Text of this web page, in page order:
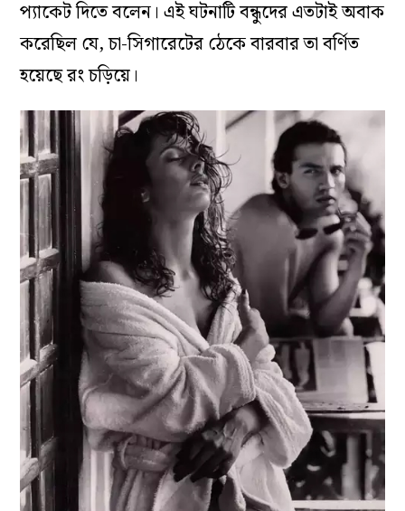
প্যাকেট দিতে বলেন। এই ঘটনাটি বন্ধুদের এতটাই অবাক
করেছিল যে, চা-সিগারেটের ঠেকে বারবার তা বর্ণিত
হয়েছে রং চড়িয়ে।